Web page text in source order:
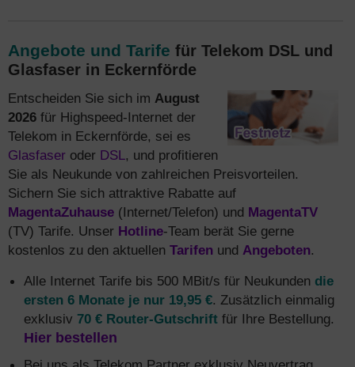
Angebote und Tarife für Telekom DSL und
Glasfaser in Eckernförde
Entscheiden Sie sich im August
2026 für Highspeed-Internet der
Telekom in Eckernförde, sei es
Glasfaser oder DSL, und profitieren
Sie als Neukunde von zahlreichen Preisvorteilen.
Sichern Sie sich attraktive Rabatte auf
MagentaZuhause (Internet/Telefon) und MagentaTV
(TV) Tarife. Unser Hotline-Team berät Sie gerne
kostenlos zu den aktuellen Tarifen und Angeboten.
Alle Internet Tarife bis 500 MBit/s für Neukunden die
ersten 6 Monate je nur 19,95 €. Zusätzlich einmalig
exklusiv 70 € Router-Gutschrift für Ihre Bestellung.
Hier bestellen